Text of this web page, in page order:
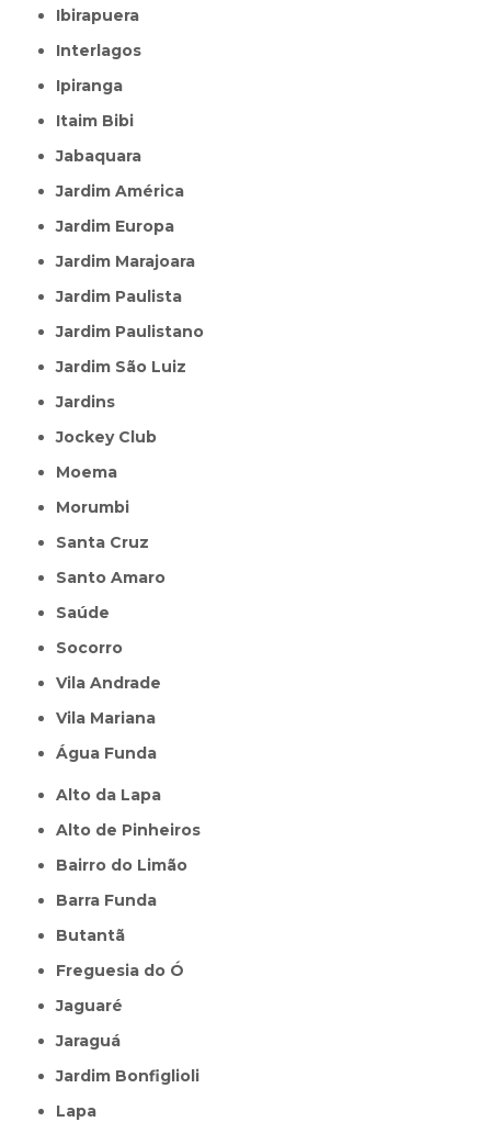
Ibirapuera
Interlagos
Ipiranga
Itaim Bibi
Jabaquara
Jardim América
Jardim Europa
Jardim Marajoara
Jardim Paulista
Jardim Paulistano
Jardim São Luiz
Jardins
Jockey Club
Moema
Morumbi
Santa Cruz
Santo Amaro
Saúde
Socorro
Vila Andrade
Vila Mariana
Água Funda
Alto da Lapa
Alto de Pinheiros
Bairro do Limão
Barra Funda
Butantã
Freguesia do Ó
Jaguaré
Jaraguá
Jardim Bonfiglioli
Lapa